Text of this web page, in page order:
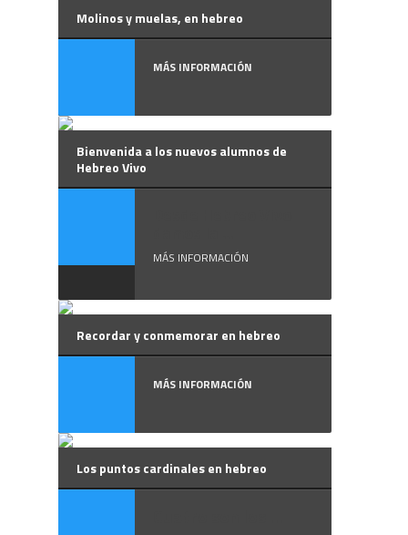
Molinos y muelas, en hebreo
MÁS INFORMACIÓN
Bienvenida a los nuevos alumnos de
Hebreo Vivo
MÁS INFORMACIÓN
Recordar y conmemorar en hebreo
MÁS INFORMACIÓN
Los puntos cardinales en hebreo